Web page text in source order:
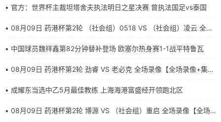
• 官方：世界杯主裁坦塔舍夫执法明日之星决赛 曾执法国足vs泰国
• 08月09日 药港杯第2轮 （社会组）0518 VS （社会组）凌云 全场
• 中国球员魏祥鑫第82分钟替补登场 欧塞尔热身赛1-1战平特鲁瓦
• 08月09日 药港杯第2轮 劲睿 VS 老必克 全场录像【全场录像+集
• 成耀东当选中乙5月最佳教练 上海海港富盛经开领跑北区
• 08月09日 药港杯第2轮 博源 VS （社会组）重启 全场录像【全场